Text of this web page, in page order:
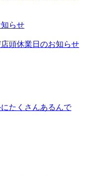
らせ
頭休業日のお知らせ
たくさんあるんで